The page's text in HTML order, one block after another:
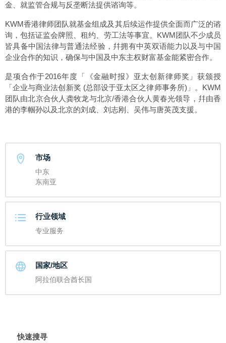
金、就监管合规与反垄断法提供谘询等。
KWM香港律师团队就基金组成及其后续运作提供全面而广泛的谘
询，包括证监会牌照、租约、劳工法等事宜。KWM团队不少成员
皆具备中国法律与普通法经验，幷拥有中英双语能力以及与中国
企业合作的知识，确保与中国及中东主权财富基金能紧密合作。
是项合作于2016年度「《金融时报》亚太创新律师奖」获颁授
「企业与商业法创新奖 (总部设于亚太区之律师事务所)」。KWM
团队由北京合伙人龚牧龙与北京/香港合伙人黄春光领导，幷由香
港的李帼孙以及北京的刘成、刘志刚、吴伟与唐英茂支援。
市场
中东
东南亚
行业领域
专业服务
国家/地区
阿拉伯联合酋长国
快速搜寻